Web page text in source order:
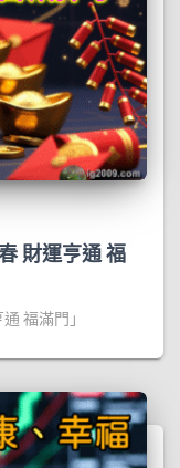
財運亨通 福
福滿門」